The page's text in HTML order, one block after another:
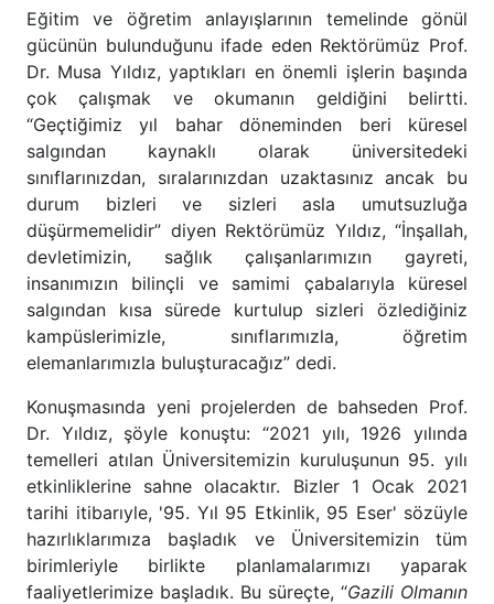
Eğitim ve öğretim anlayışlarının temelinde gönül
gücünün bulunduğunu ifade eden Rektörümüz Prof.
Dr. Musa Yıldız, yaptıkları en önemli işlerin başında
çok çalışmak ve okumanın geldiğini belirtti.
“Geçtiğimiz yıl bahar döneminden beri küresel
salgından kaynaklı olarak üniversitedeki
sınıflarınızdan, sıralarınızdan uzaktasınız ancak bu
durum bizleri ve sizleri asla umutsuzluğa
düşürmemelidir” diyen Rektörümüz Yıldız, “İnşallah,
devletimizin, sağlık çalışanlarımızın gayreti,
insanımızın bilinçli ve samimi çabalarıyla küresel
salgından kısa sürede kurtulup sizleri özlediğiniz
kampüslerimizle, sınıflarımızla, öğretim
elemanlarımızla buluşturacağız” dedi.
Konuşmasında yeni projelerden de bahseden Prof.
Dr. Yıldız, şöyle konuştu: “2021 yılı, 1926 yılında
temelleri atılan Üniversitemizin kuruluşunun 95. yılı
etkinliklerine sahne olacaktır. Bizler 1 Ocak 2021
tarihi itibarıyle, '95. Yıl 95 Etkinlik, 95 Eser' sözüyle
hazırlıklarımıza başladık ve Üniversitemizin tüm
birimleriyle birlikte planlamalarımızı yaparak
faaliyetlerimize başladık. Bu süreçte, “Gazili Olmanın